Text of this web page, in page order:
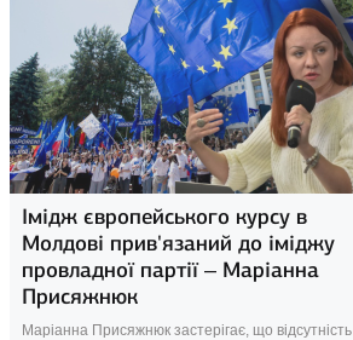
24 вересня 2025
Імідж європейського курсу в
Молдові прив'язаний до іміджу
провладної партії – Маріанна
Присяжнюк
Маріанна Присяжнюк застерігає, що відсутність